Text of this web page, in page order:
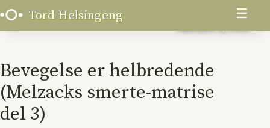
Skip
to
content
Tord Helsingeng Menu
Bevegelse er helbredende
(Melzacks smerte-matrise
del 3)